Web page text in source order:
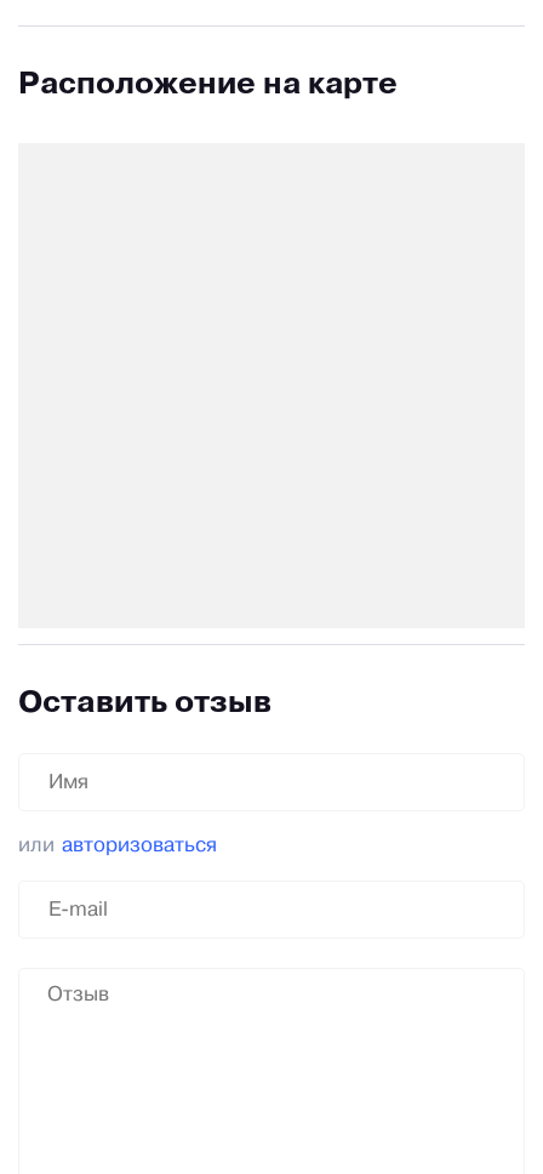
Расположение на карте
Оставить отзыв
или авторизоваться